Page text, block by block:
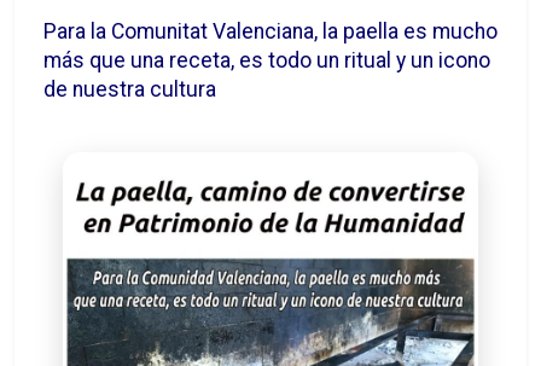
Para la Comunitat Valenciana, la paella es mucho
más que una receta, es todo un ritual y un icono
de nuestra cultura